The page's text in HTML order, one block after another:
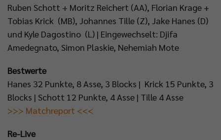
Ruben Schott + Moritz Reichert (AA), Florian Krage +
Tobias Krick (MB), Johannes Tille (Z), Jake Hanes (D)
und Kyle Dagostino (L) | Eingewechselt: Djifa
Amedegnato, Simon Plaskie, Nehemiah Mote
Bestwerte
Hanes 32 Punkte, 8 Asse, 3 Blocks | Krick 15 Punkte, 3
Blocks | Schott 12 Punkte, 4 Asse | Tille 4 Asse
>>> Matchreport <<<
Re-Live